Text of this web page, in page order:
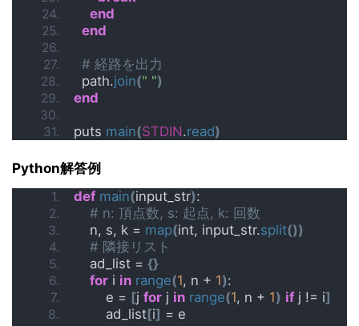
end
end
# 経路を出力
  path.
join(" ")
end
puts main(STDIN.read)
Python解答例
def main(input_str):
# n: 頂点数, s: 起点, k: 回数
    n, s, k =
map(int, input_str.split())
# 隣接リスト
    ad_list =
{}
for i in range(1, n + 1):
        e =
[j for j in range(1, n + 1) if j != i]
        ad_list
[i] = e